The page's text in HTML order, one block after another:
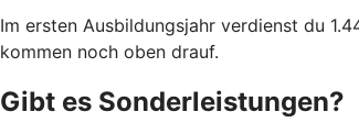
Im ersten Ausbildungsjahr verdienst du
kommen noch oben drauf.
Gibt es Sonderleistungen?